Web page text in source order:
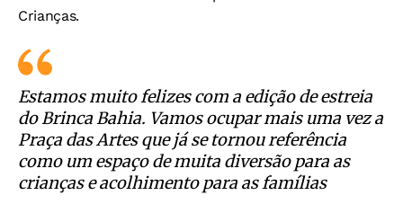
Crianças.
Estamos muito felizes com a edição de estreia
do Brinca Bahia. Vamos ocupar mais uma vez a
Praça das Artes que já se tornou referência
como um espaço de muita diversão para as
crianças e acolhimento para as famílias